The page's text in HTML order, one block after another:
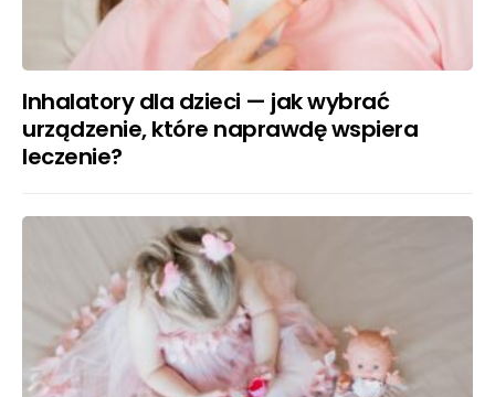
Inhalatory dla dzieci — jak wybrać
urządzenie, które naprawdę wspiera
leczenie?